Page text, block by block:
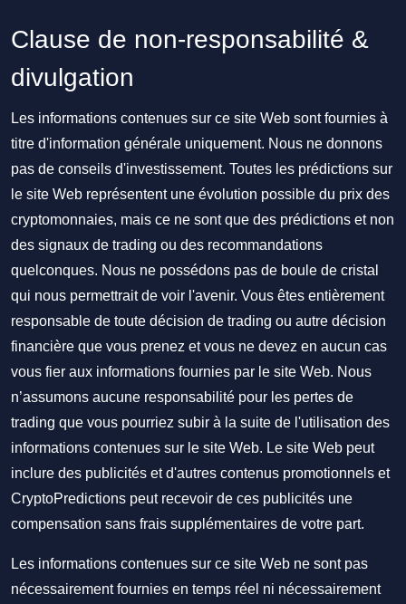
Clause de non-responsabilité &
divulgation
Les informations contenues sur ce site Web sont fournies à
titre d'information générale uniquement. Nous ne donnons
pas de conseils d'investissement. Toutes les prédictions sur
le site Web représentent une évolution possible du prix des
cryptomonnaies, mais ce ne sont que des prédictions et non
des signaux de trading ou des recommandations
quelconques. Nous ne possédons pas de boule de cristal
qui nous permettrait de voir l'avenir. Vous êtes entièrement
responsable de toute décision de trading ou autre décision
financière que vous prenez et vous ne devez en aucun cas
vous fier aux informations fournies par le site Web. Nous
n’assumons aucune responsabilité pour les pertes de
trading que vous pourriez subir à la suite de l'utilisation des
informations contenues sur le site Web. Le site Web peut
inclure des publicités et d'autres contenus promotionnels et
CryptoPredictions peut recevoir de ces publicités une
compensation sans frais supplémentaires de votre part.
Les informations contenues sur ce site Web ne sont pas
nécessairement fournies en temps réel ni nécessairement